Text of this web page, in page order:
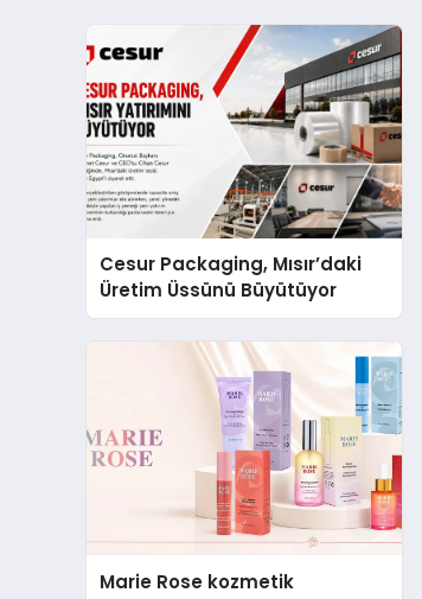
Cesur Packaging, Mısır’daki
Üretim Üssünü Büyütüyor
Marie Rose kozmetik